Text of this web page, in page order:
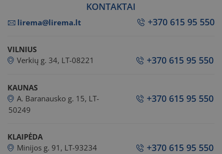
KONTAKTAI
lirema@lirema.lt +370 615 95 550
VILNIUS
Verkių g. 34, LT-08221
+370 615 95 550
KAUNAS
A. Baranausko g. 15, LT-
50249
+370 615 95 550
KLAIPĖDA
Minijos g. 91, LT-93234
+370 615 95 550